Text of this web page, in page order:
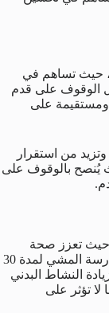
حيث تساهم في
الوقوف على قدم
على
من استقرار
يُنصح بالوقوف على
حيث تعزز صحة
القلب والرئتين ويحسن الدورة الدموية. يمكن ممارسة المشي لمدة 30
النشاط البدني
لا تؤثر على